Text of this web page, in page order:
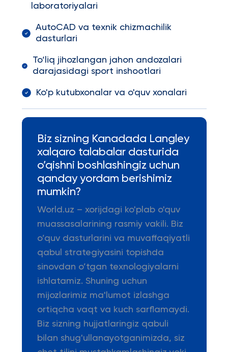
laboratoriyalari
AutoCAD va texnik chizmachilik
dasturlari
To‘liq jihozlangan jahon andozalari
darajasidagi sport inshootlari
Ko'p kutubxonalar va o'quv xonalari
Biz sizning Kanadada Langley
xalqaro talabalar dasturida
o’qishni boshlashingiz uchun
qanday yordam berishimiz
mumkin?
World.uz – xorijdagi ko'plab o'quv
muassasalarining rasmiy vakili. Biz
o’quv dasturlarini va muvaffaqiyatli
qabul strategiyasini topishda
sinovdan o’tgan texnologiyalarni
ishlatamiz. Shuning uchun
mijozlarimiz ma'lumot izlashga
ortiqcha vaqt va kuch sarflamaydi.
Biz sizning hujjatlaringiz qabuli
bilan shug'ullanayotganimizda, siz